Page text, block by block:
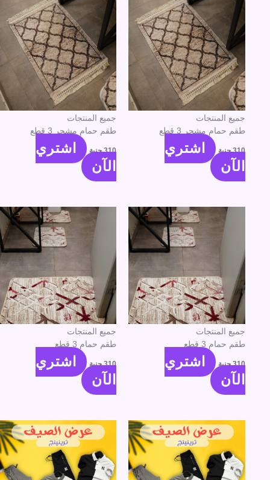
جميع المنتجات
طقم حمام مشجر 3 قطع
310 جنية
اشتري
الآن
جميع المنتجات
طقم حمام مشجر 3 قطع
310 جنية
اشتري
الآن
جميع المنتجات
طقم حمام 3 قطع
310 جنية
اشتري
الآن
جميع المنتجات
طقم حمام 3 قطع
310 جنية
اشتري
الآن